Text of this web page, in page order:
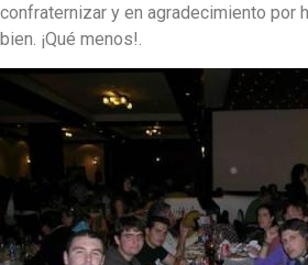
confraternizar y en agradecimiento por
bien. ¡Qué menos!.